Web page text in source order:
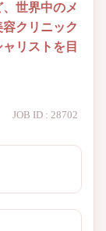
世界中のメ
クリニック
リストを目
JOB ID : 28702